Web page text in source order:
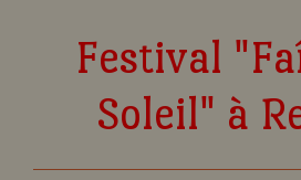
Festival
Soleil" à